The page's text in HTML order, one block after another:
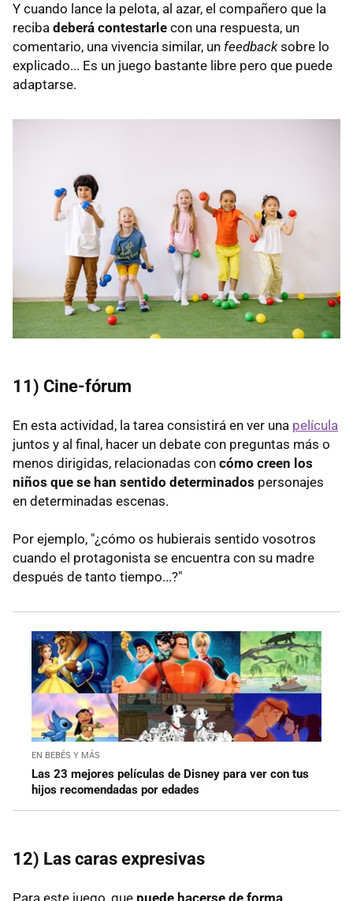
Y cuando lance la pelota, al azar, el compañero que la
reciba deberá contestarle con una respuesta, un
comentario, una vivencia similar, un feedbacksobre lo
explicado... Es un juego bastante libre pero que puede
adaptarse.
11) Cine-fórum
En esta actividad, la tarea consistirá en ver una película
juntos y al final, hacer un debate con preguntas más o
menos dirigidas, relacionadas con cómo creen los
niños que se han sentido determinados personajes
en determinadas escenas.
Por ejemplo, "¿cómo os hubierais sentido vosotros
cuando el protagonista se encuentra con su madre
después de tanto tiempo...?"
EN BEBÉS Y MÁS
Las 23 mejores películas de Disney para ver con tus
hijos recomendadas por edades
12) Las caras expresivas
Para este juego, que puede hacerse de forma